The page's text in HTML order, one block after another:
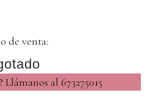
de venta:
Llámanos al 673275015